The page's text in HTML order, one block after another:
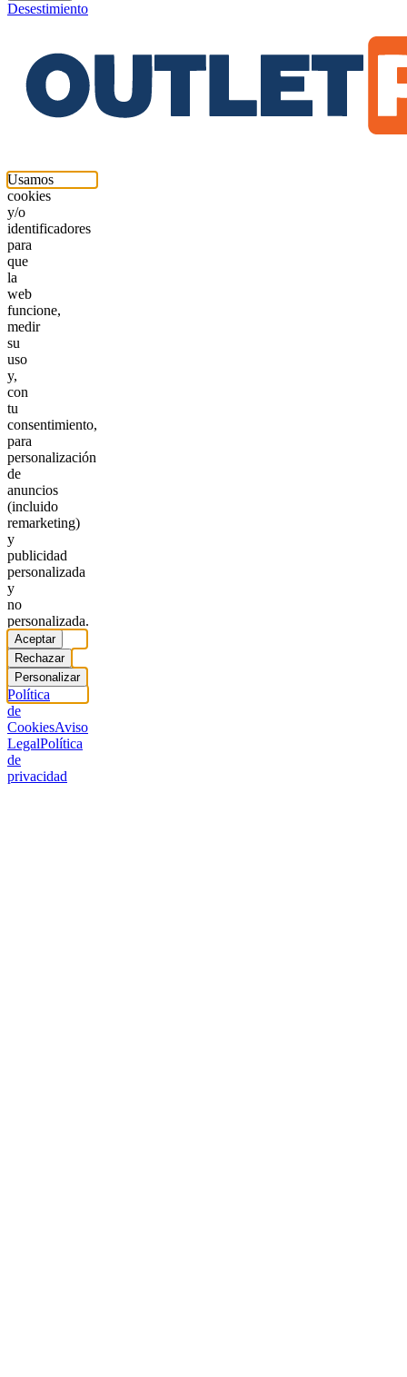
Desestimiento
Usamos
cookies
y/o
identificadores
para
que
la
web
funcione,
medir
su
uso
y,
con
tu
consentimiento,
para
personalización
de
anuncios
(incluido
remarketing)
y
publicidad
personalizada
y
no
personalizada.
Aceptar
Rechazar
Personalizar
Política
de
CookiesAviso
LegalPolítica
de
privacidad